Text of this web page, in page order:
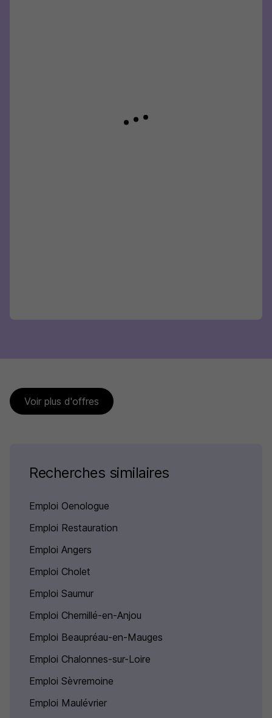
Voir plus d'offres
Recherches similaires
Emploi Oenologue
Emploi Restauration
Emploi Angers
Emploi Cholet
Emploi Saumur
Emploi Chemillé-en-Anjou
Emploi Beaupréau-en-Mauges
Emploi Chalonnes-sur-Loire
Emploi Sèvremoine
Emploi Maulévrier